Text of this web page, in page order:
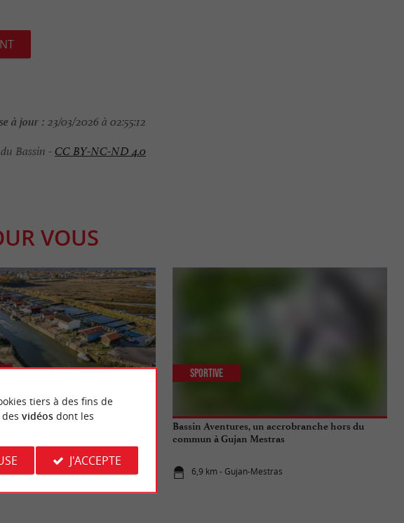
à jour : 23/03/2026 à 02:55:12
Bassin -CC BY-NC-ND 4.0
VOUS
Mestras, balade découverte
Mestras
Bassin Aventures, un accrobranche hors du
commun à Gujan Mestras
6,9 km - Gujan-Mestras
Sportive
tiers à des fins de
vidéosdont les
J'ACCEPTE